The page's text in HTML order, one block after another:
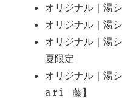
オリジナル｜湯
オリジナル｜湯
オリジナル｜湯
夏限定
オリジナル｜湯
a r i 藤】